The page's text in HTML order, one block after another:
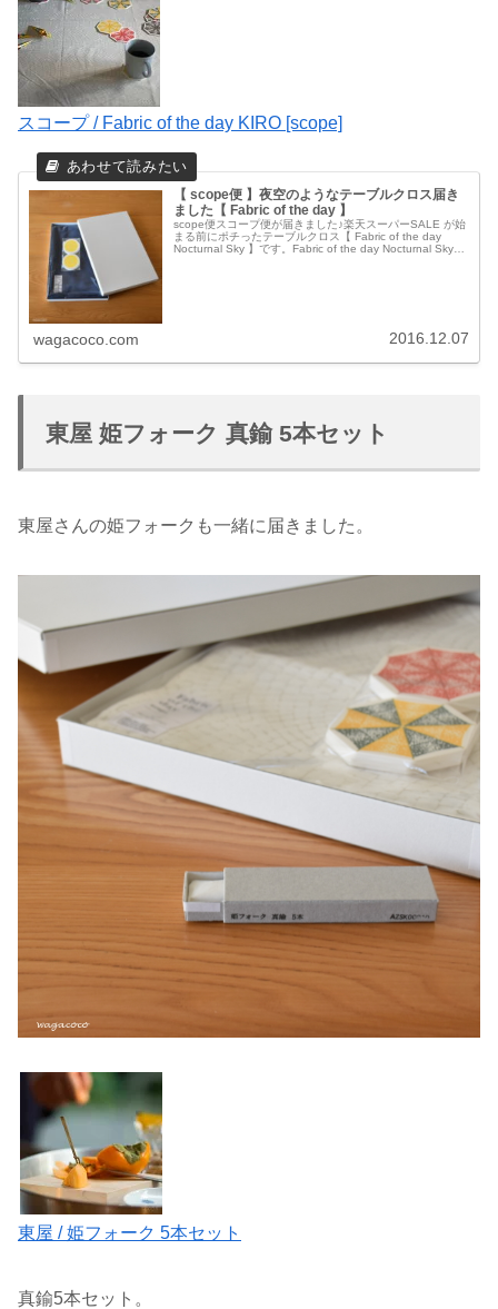
スコープ / Fabric of the day KIRO [scope]
【 scope便 】夜空のようなテーブルクロス届き
ました【 Fabric of the day 】
scope便スコープ便が届きました♪楽天スーパーSALE が始
まる前にポチったテーブルクロス【 Fabric of the day
Nocturnal Sky 】です。Fabric of the day Nocturnal Sky中
wagacoco.com 2016.12.07
東屋 姫フォーク 真鍮 5本セット
東屋さんの姫フォークも一緒に届きました。
東屋 / 姫フォーク 5本セット
真鍮5本セット。